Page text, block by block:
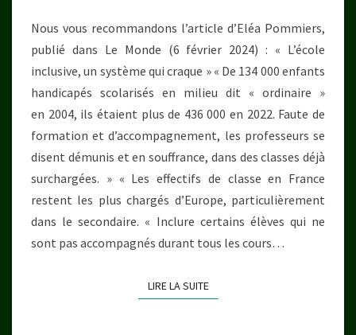
Nous vous recommandons l’article d’Eléa Pommiers,
publié dans Le Monde (6 février 2024) : « L’école
inclusive, un système qui craque » « De 134 000 enfants
handicapés scolarisés en milieu dit « ordinaire »
en 2004, ils étaient plus de 436 000 en 2022. Faute de
formation et d’accompagnement, les professeurs se
disent démunis et en souffrance, dans des classes déjà
surchargées. » « Les effectifs de classe en France
restent les plus chargés d’Europe, particulièrement
dans le secondaire. « Inclure certains élèves qui ne
sont pas accompagnés durant tous les cours…
LIRE LA SUITELIRE LA SUITE